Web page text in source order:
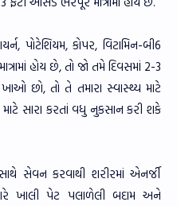
પોટેશિયમ, કોપર, વિટામિન-બી6
હોય છે, તો જો તમે દિવસમાં 2-3
છો, તો તે તમારા સ્વાસ્થ્ય માટે
સારા કરતાં વધુ નુકસાન કરી શકે
સેવન કરવાથી શરીરમાં એનર્જી
ખાલી પેટ પલાળેલી બદામ અને